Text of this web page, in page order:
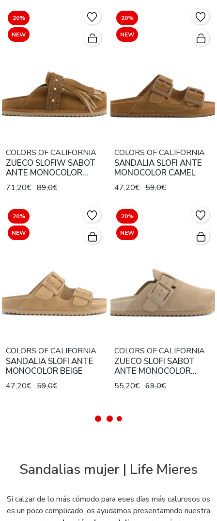
20%
NEW
COLORS OF CALIFORNIA
ZUECO SLOFIW SABOT
ANTE MONOCOLOR
CAMEL
71,20€ 89,0€
20%
NEW
COLORS OF CALIFORNIA
SANDALIA SLOFI ANTE
MONOCOLOR CAMEL
47,20€ 59,0€
20%
NEW
COLORS OF CALIFORNIA
SANDALIA SLOFI ANTE
MONOCOLOR BEIGE
47,20€ 59,0€
20%
NEW
COLORS OF CALIFORNIA
ZUECO SLOFI SABOT
ANTE MONOCOLOR
BEIGE
55,20€ 69,0€
Sandalias mujer | Life Mieres
Si calzar de lo más cómodo para eses días más calurosos os
es un poco complicado, os ayudamos presentamndo nuestra